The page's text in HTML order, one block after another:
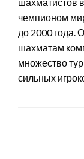
чемпионом
до 2000 года.
шахматам
множество
сильных